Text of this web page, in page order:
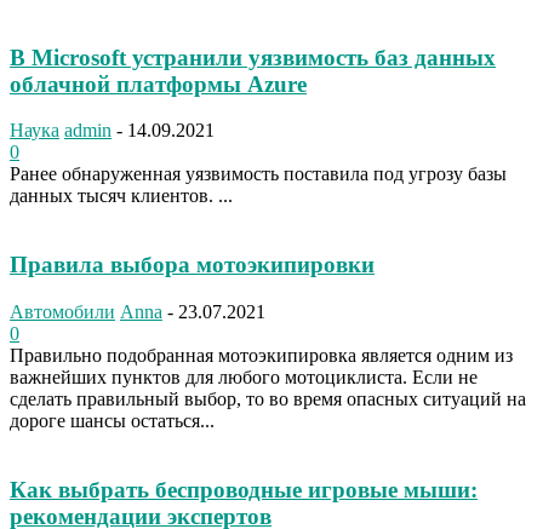
В Microsoft устранили уязвимость баз данных
облачной платформы Azure
Наука admin - 14.09.2021
0
Ранее обнаруженная уязвимость поставила под угрозу базы
данных тысяч клиентов. ...
Правила выбора мотоэкипировки
Автомобили Anna - 23.07.2021
0
Правильно подобранная мотоэкипировка является одним из
важнейших пунктов для любого мотоциклиста. Если не
сделать правильный выбор, то во время опасных ситуаций на
дороге шансы остаться...
Как выбрать беспроводные игровые мыши:
рекомендации экспертов